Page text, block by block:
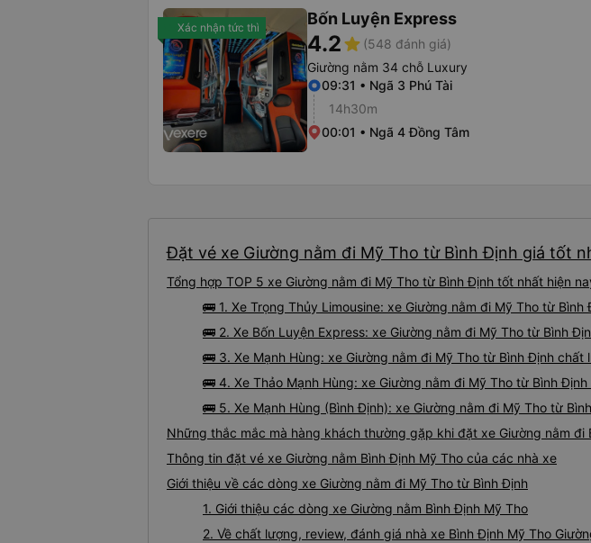
Xác nhận tức thì Bốn Luyện Express
4.2star (548 đánh giá)
Giường nằm 34 chỗ Luxury
09:31 • Ngã 3 Phú Tài
14h30m
00:01 • Ngã 4 Đồng Tâm
Đặt vé xe Giường nằm đi Mỹ Tho từ Bình Định giá tốt
Tổng hợp TOP 5 xe Giường nằm đi Mỹ Tho từ Bình Định tốt nhất hiện
🚌 1. Xe Trọng Thủy Limousine: xe Giường nằm đi Mỹ Tho từ
🚌 2. Xe Bốn Luyện Express: xe Giường nằm đi Mỹ Tho từ Bình
🚌 3. Xe Mạnh Hùng: xe Giường nằm đi Mỹ Tho từ Bình Định chất
🚌 4. Xe Thảo Mạnh Hùng: xe Giường nằm đi Mỹ Tho từ Bình
🚌 5. Xe Mạnh Hùng (Bình Định): xe Giường nằm đi Mỹ Tho từ
Những thắc mắc mà hàng khách thường gặp khi đặt xe Giường nằm đi
Thông tin đặt vé xe Giường nằm Bình Định Mỹ Tho của các nhà xe
Giới thiệu về các dòng xe Giường nằm đi Mỹ Tho từ Bình Định
1. Giới thiệu các dòng xe Giường nằm Bình Định Mỹ Tho
2. Về chất lượng, review, đánh giá nhà xe Bình Định Mỹ Tho